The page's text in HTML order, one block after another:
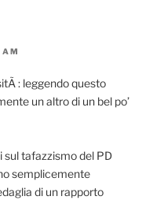
: leggendo questo
un altro di un bel po’
sul tafazzismo del PD
semplicemente
di un rapporto